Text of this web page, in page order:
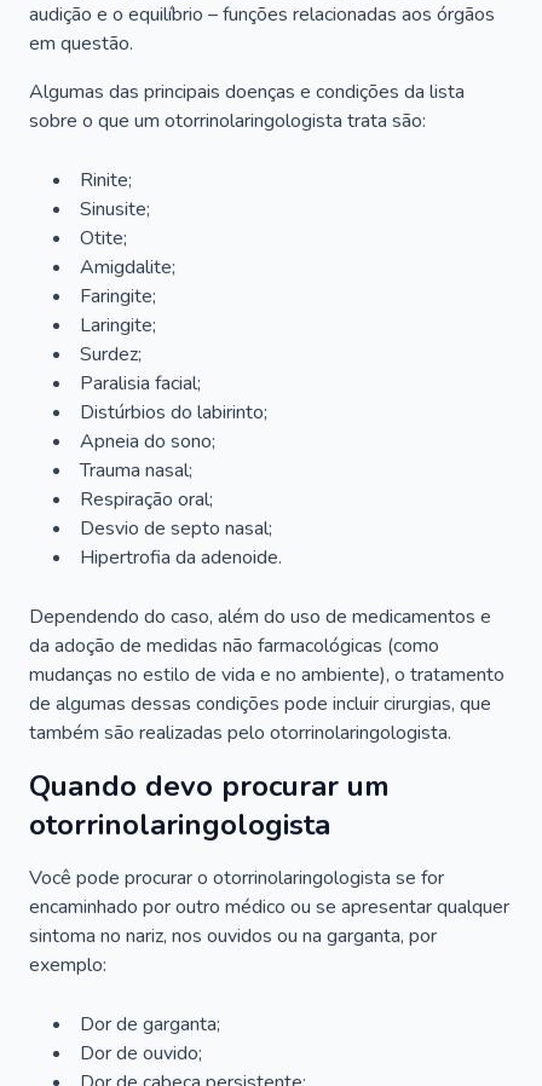
audição e o equilíbrio – funções relacionadas aos órgãos
em questão.
Algumas das principais doenças e condições da lista
sobre o que um otorrinolaringologista trata são:
Rinite;
Sinusite;
Otite;
Amigdalite;
Faringite;
Laringite;
Surdez;
Paralisia facial;
Distúrbios do labirinto;
Apneia do sono;
Trauma nasal;
Respiração oral;
Desvio de septo nasal;
Hipertrofia da adenoide.
Dependendo do caso, além do uso de medicamentos e
da adoção de medidas não farmacológicas (como
mudanças no estilo de vida e no ambiente), o tratamento
de algumas dessas condições pode incluir cirurgias, que
também são realizadas pelo otorrinolaringologista.
Quando devo procurar um
otorrinolaringologista
Você pode procurar o otorrinolaringologista se for
encaminhado por outro médico ou se apresentar qualquer
sintoma no nariz, nos ouvidos ou na garganta, por
exemplo:
Dor de garganta;
Dor de ouvido;